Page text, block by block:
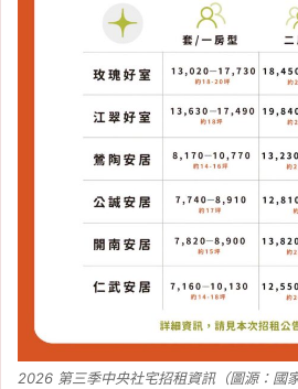
2026 第三季中央社宅招租資訊（圖源：國